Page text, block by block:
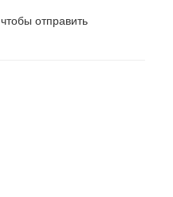
чтобы отправить